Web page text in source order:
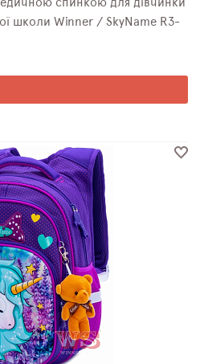
спинкою для дівчинки